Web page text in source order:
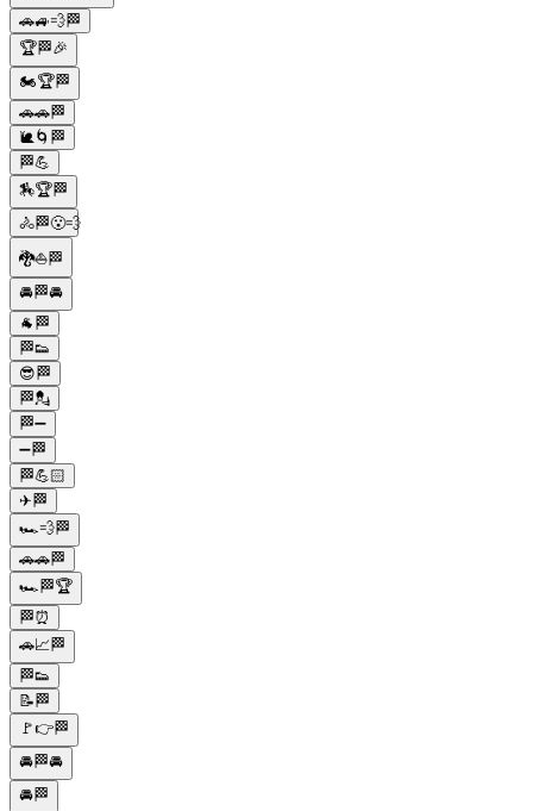
🚗🚙💨🏁
🏆🏁🎉
🏍️🏆🏁
🚗🚗🏁
🐌🌀🏁
🏁💪
🏇🏆🏁
🚴🏁😮‍💨
🐉⛵🏁
🚘🏁🚘
🐐🏁
🏁👟
😎🏁
🏁💂
🏁➖
➖🏁
🏁💪🏻
✈🏁
🏎️💨🏁
🚗🚗🏁
🏎️🏁🏆
🏁⏰
🚗📈🏁
🏁👟
📝🏁
🚩👉🏁
🚘🏁🚘
🚘🏁